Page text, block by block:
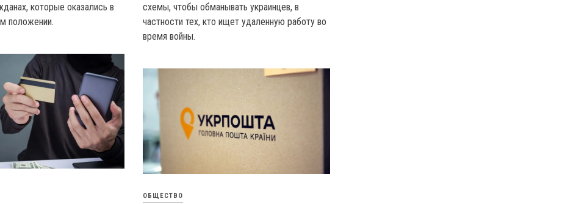
которые оказались в
положении.
схемы, чтобы обманывать украинцев, в
частности тех, кто ищет удаленную работу во
время войны.
ОБЩЕСТВО